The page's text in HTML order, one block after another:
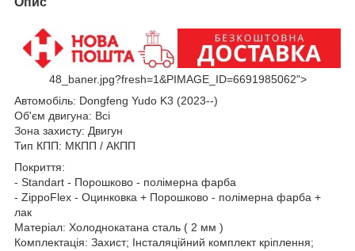
48_baner.jpg?fresh=1&PIMAGE_ID=6691985062">
Автомобіль: Dongfeng Yudo K3 (2023--)
Об'єм двигуна: Всі
Зона захисту: Двигун
Тип КПП: МКПП / АКПП
Покриття:
- Standart - Порошково - полімерна фарба
- ZippoFlex - Оцинковка + Порошково - полімерна фарба +
лак
Матеріал: Холоднокатана сталь ( 2 мм )
Комплектація: Захист; Інсталяційний комплект кріплення;